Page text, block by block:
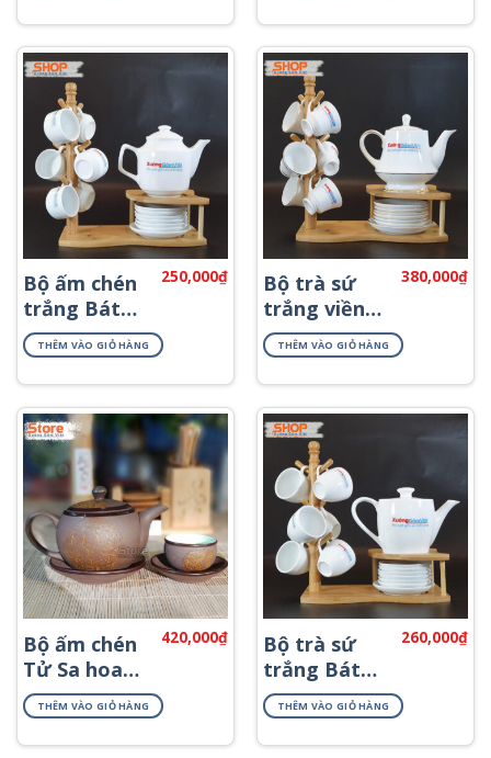
Bộ ấm chén
trắng Bát
Tràng in
logo AT-62
250,000₫
THÊM VÀO GIỎ HÀNG
Bộ trà sứ
trắng viền
kim đẹp
ATK-10
380,000₫
THÊM VÀO GIỎ HÀNG
Bộ ấm chén
Tử Sa hoa
sen ATS-72
420,000₫
THÊM VÀO GIỎ HÀNG
Bộ trà sứ
trắng Bát
Tràng giá rẻ
AT-56
260,000₫
THÊM VÀO GIỎ HÀNG